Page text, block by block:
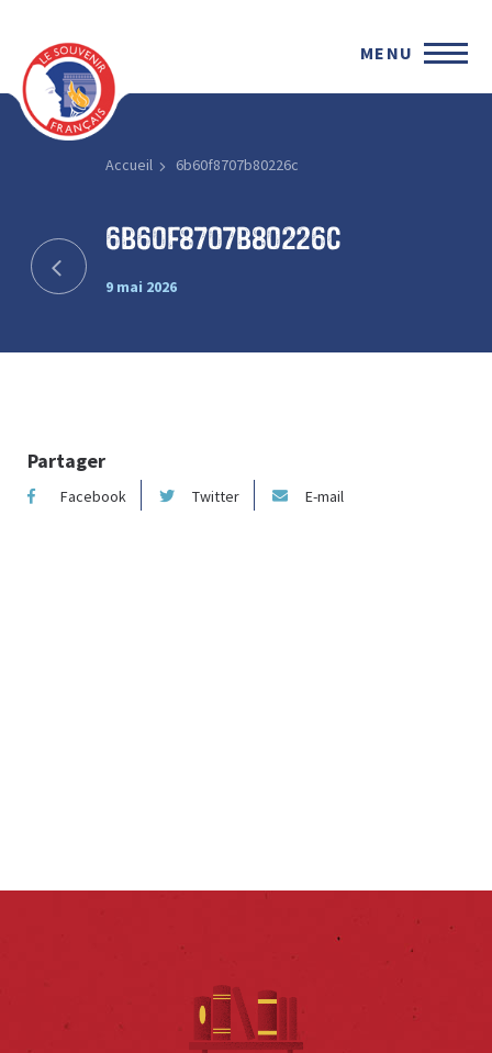
MENU
Accueil 6b60f8707b80226c
6b60f8707b80226c
9 mai 2026
Partager
Facebook Twitter E-mail